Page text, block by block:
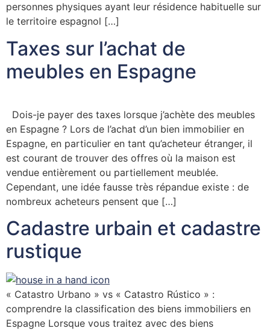
personnes physiques ayant leur résidence habituelle sur
le territoire espagnol […]
Taxes sur l’achat de
meubles en Espagne
Dois-je payer des taxes lorsque j’achète des meubles
en Espagne ? Lors de l’achat d’un bien immobilier en
Espagne, en particulier en tant qu’acheteur étranger, il
est courant de trouver des offres où la maison est
vendue entièrement ou partiellement meublée.
Cependant, une idée fausse très répandue existe : de
nombreux acheteurs pensent que […]
Cadastre urbain et cadastre
rustique
« Catastro Urbano » vs « Catastro Rústico » :
comprendre la classification des biens immobiliers en
Espagne Lorsque vous traitez avec des biens